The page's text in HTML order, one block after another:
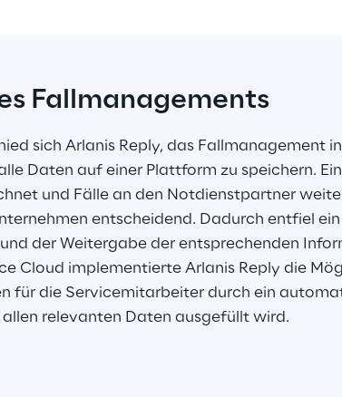
Fallmanagements
sich Arlanis Reply, das Fallmanagement
Daten auf einer Plattform zu speichern.
und Fälle an den Notdienstpartner
entscheidend. Dadurch entfiel
der Weitergabe der entsprechenden
Cloud implementierte Arlanis Reply die
für die Servicemitarbeiter durch ein
relevanten Daten ausgefüllt wird.